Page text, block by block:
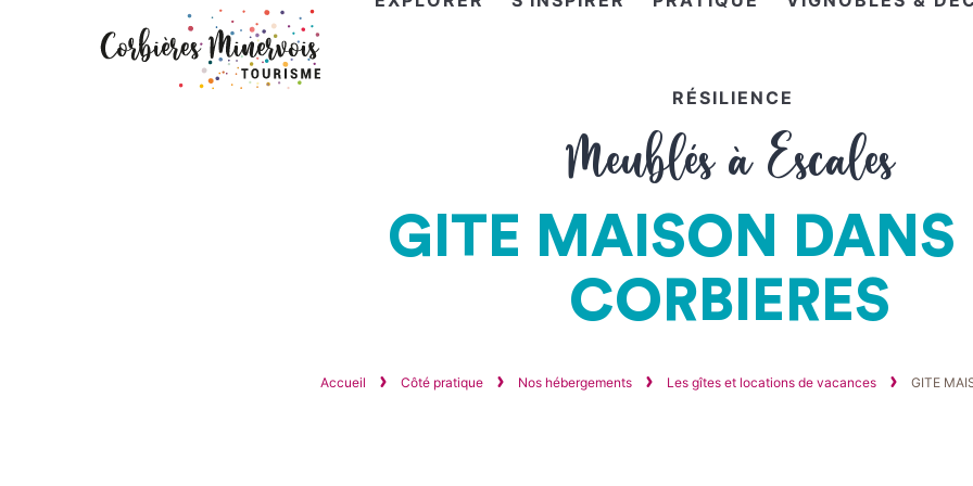
RÉSILIENCE
Meublés à Escales
GITE MAISON DANS
CORBIERES
Accueil Côté pratique Nos hébergements Les gîtes et locations de vacances GITE